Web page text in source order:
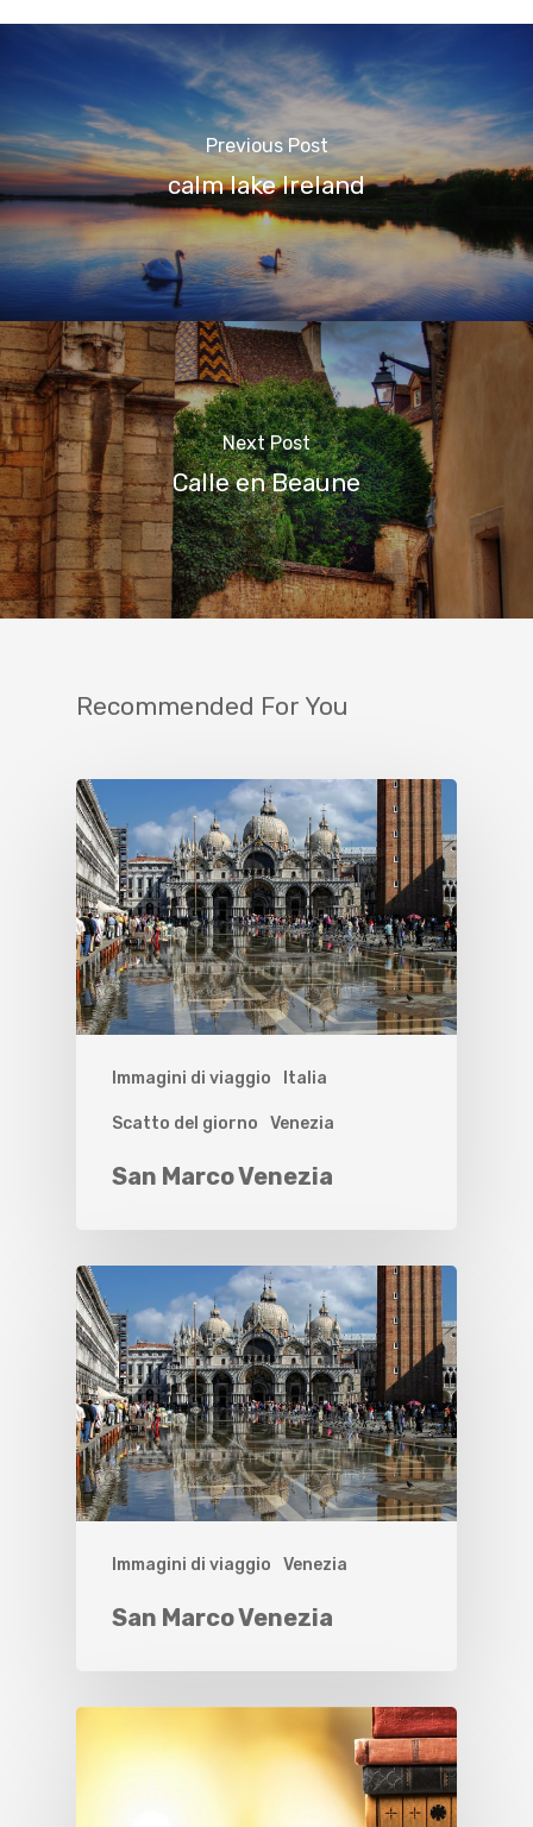
Previous Post
calm lake Ireland
Next Post
Calle en Beaune
Recommended For You
Immagini di viaggio Italia
Scatto del giorno Venezia
San Marco Venezia
Immagini di viaggio Venezia
San Marco Venezia